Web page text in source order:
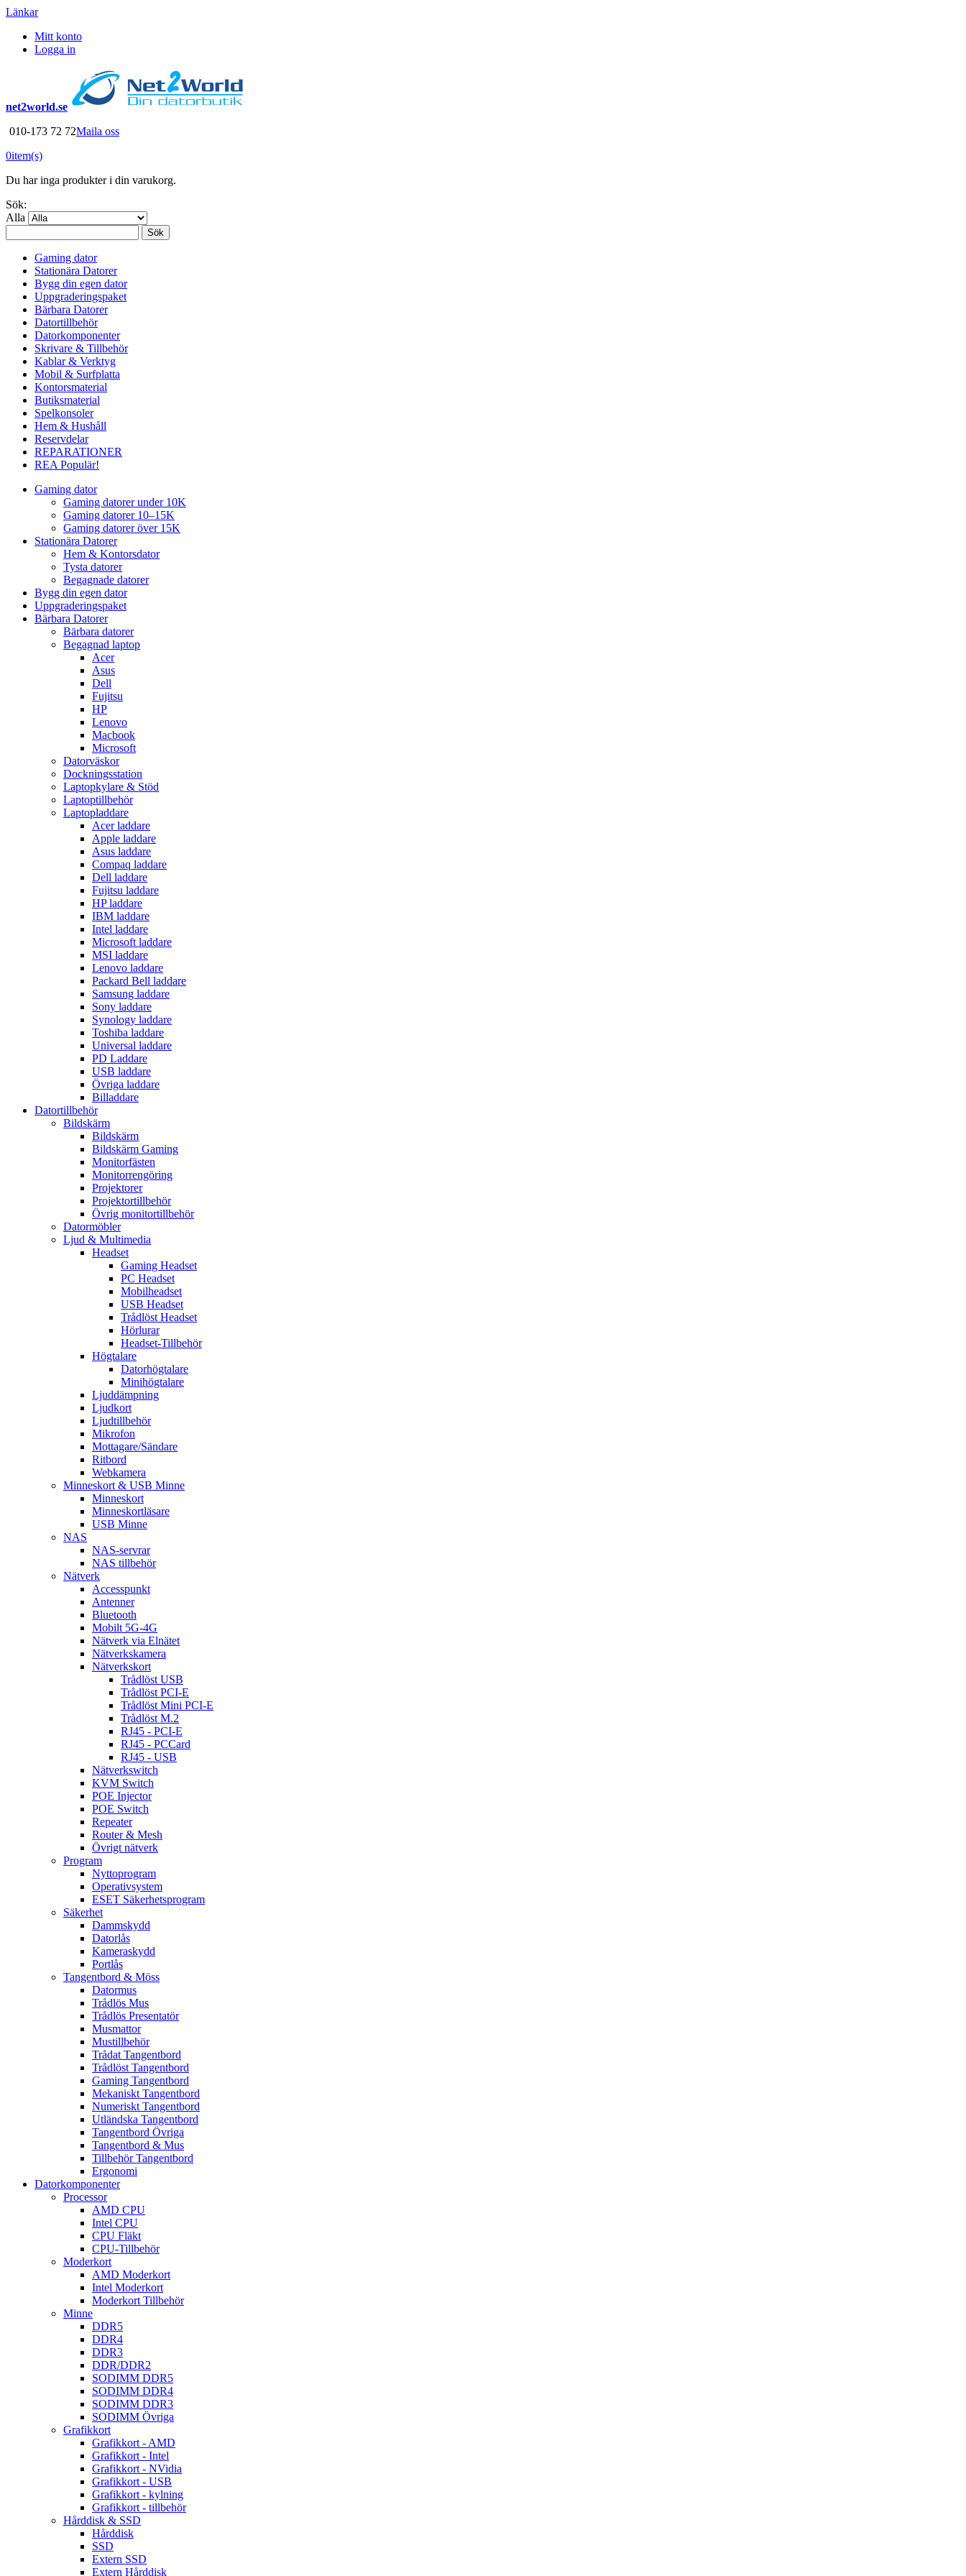
Länkar
Mitt konto
Logga in
net2world.se
010-173 72 72Maila oss
0item(s)
Du har inga produkter i din varukorg.
Sök:
Alla
Sök
Gaming dator
Stationära Datorer
Bygg din egen dator
Uppgraderingspaket
Bärbara Datorer
Datortillbehör
Datorkomponenter
Skrivare & Tillbehör
Kablar & Verktyg
Mobil & Surfplatta
Kontorsmaterial
Butiksmaterial
Spelkonsoler
Hem & Hushåll
Reservdelar
REPARATIONER
REA Populär!
Gaming dator
Gaming datorer under 10K
Gaming datorer 10–15K
Gaming datorer över 15K
Stationära Datorer
Hem & Kontorsdator
Tysta datorer
Begagnade datorer
Bygg din egen dator
Uppgraderingspaket
Bärbara Datorer
Bärbara datorer
Begagnad laptop
Acer
Asus
Dell
Fujitsu
HP
Lenovo
Macbook
Microsoft
Datorväskor
Dockningsstation
Laptopkylare & Stöd
Laptoptillbehör
Laptopladdare
Acer laddare
Apple laddare
Asus laddare
Compaq laddare
Dell laddare
Fujitsu laddare
HP laddare
IBM laddare
Intel laddare
Microsoft laddare
MSI laddare
Lenovo laddare
Packard Bell laddare
Samsung laddare
Sony laddare
Synology laddare
Toshiba laddare
Universal laddare
PD Laddare
USB laddare
Övriga laddare
Billaddare
Datortillbehör
Bildskärm
Bildskärm
Bildskärm Gaming
Monitorfästen
Monitorrengöring
Projektorer
Projektortillbehör
Övrig monitortillbehör
Datormöbler
Ljud & Multimedia
Headset
Gaming Headset
PC Headset
Mobilheadset
USB Headset
Trådlöst Headset
Hörlurar
Headset-Tillbehör
Högtalare
Datorhögtalare
Minihögtalare
Ljuddämpning
Ljudkort
Ljudtillbehör
Mikrofon
Mottagare/Sändare
Ritbord
Webkamera
Minneskort & USB Minne
Minneskort
Minneskortläsare
USB Minne
NAS
NAS-servrar
NAS tillbehör
Nätverk
Accesspunkt
Antenner
Bluetooth
Mobilt 5G-4G
Nätverk via Elnätet
Nätverkskamera
Nätverkskort
Trådlöst USB
Trådlöst PCI-E
Trådlöst Mini PCI-E
Trådlöst M.2
RJ45 - PCI-E
RJ45 - PCCard
RJ45 - USB
Nätverkswitch
KVM Switch
POE Injector
POE Switch
Repeater
Router & Mesh
Övrigt nätverk
Program
Nyttoprogram
Operativsystem
ESET Säkerhetsprogram
Säkerhet
Dammskydd
Datorlås
Kameraskydd
Portlås
Tangentbord & Möss
Datormus
Trådlös Mus
Trådlös Presentatör
Musmattor
Mustillbehör
Trådat Tangentbord
Trådlöst Tangentbord
Gaming Tangentbord
Mekaniskt Tangentbord
Numeriskt Tangentbord
Utländska Tangentbord
Tangentbord Övriga
Tangentbord & Mus
Tillbehör Tangentbord
Ergonomi
Datorkomponenter
Processor
AMD CPU
Intel CPU
CPU Fläkt
CPU-Tillbehör
Moderkort
AMD Moderkort
Intel Moderkort
Moderkort Tillbehör
Minne
DDR5
DDR4
DDR3
DDR/DDR2
SODIMM DDR5
SODIMM DDR4
SODIMM DDR3
SODIMM Övriga
Grafikkort
Grafikkort - AMD
Grafikkort - Intel
Grafikkort - NVidia
Grafikkort - USB
Grafikkort - kylning
Grafikkort - tillbehör
Hårddisk & SSD
Hårddisk
SSD
Extern SSD
Extern Hårddisk